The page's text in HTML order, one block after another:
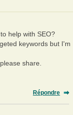
help with SEO?
keywords but I'm
share.
Répondre